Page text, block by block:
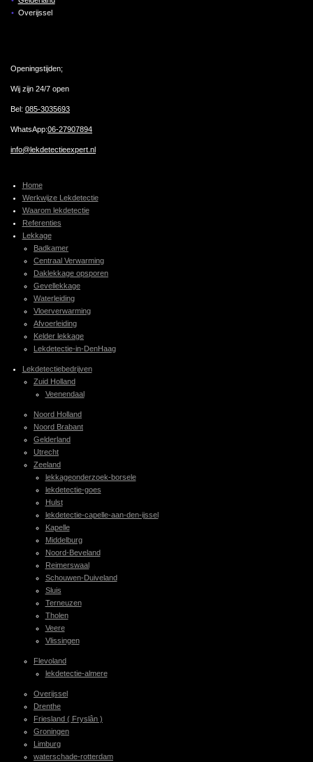
Overijssel
Openingstijden;
Wij zijn 24/7 open
Bel: 085-3035693
WhatsApp:06-27907894
info@lekdetectieexpert.nl
Home
Werkwijze Lekdetectie
Waarom lekdetectie
Referenties
Lekkage
Badkamer
Centraal Verwarming
Daklekkage opsporen
Gevellekkage
Waterleiding
Vloerverwarming
Afvoerleiding
Kelder lekkage
Lekdetectie-in-DenHaag
Lekdetectiebedrijven
Zuid Holland
Veenendaal
Noord Holland
Noord Brabant
Gelderland
Utrecht
Zeeland
lekkageonderzoek-borsele
lekdetectie-goes
Hulst
lekdetectie-capelle-aan-den-ijssel
Kapelle
Middelburg
Noord-Beveland
Reimerswaal
Schouwen-Duiveland
Sluis
Terneuzen
Tholen
Veere
Vlissingen
Flevoland
lekdetectie-almere
Overijssel
Drenthe
Friesland ( Fryslân )
Groningen
Limburg
waterschade-rotterdam